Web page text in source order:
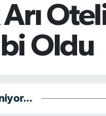
Oldu